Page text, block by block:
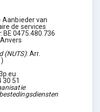
Aanbieder van
de services
: BE 0475.480.736
(NUTS): Arr.
)
30 51
: